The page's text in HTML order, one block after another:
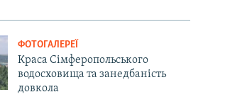
ФОТОГАЛЕРЕЇ
Краса Сімферопольського
водосховища та занедбаність
довкола